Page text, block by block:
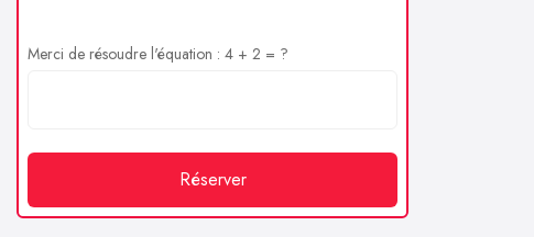
Merci de résoudre l'équation : 4 + 2 = ?
Réserver